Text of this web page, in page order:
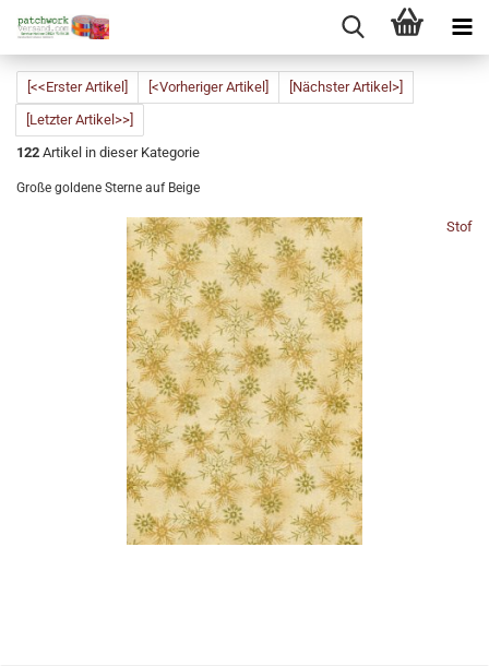
[<<Erster Artikel] [<Vorheriger Artikel]
[Nächster Artikel>]
[Letzter Artikel>>]
122 Artikel in dieser Kategorie
Große goldene Sterne auf Beige
Stof